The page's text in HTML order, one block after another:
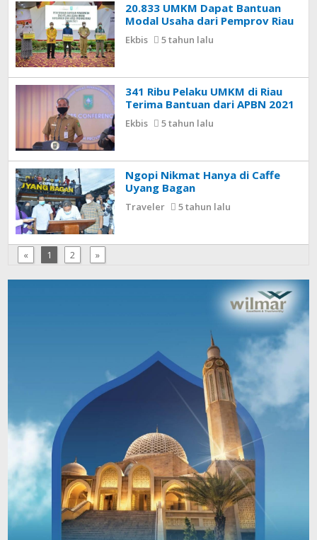
20.833 UMKM Dapat Bantuan
Modal Usaha dari Pemprov Riau
Ekbis 5 tahun lalu
341 Ribu Pelaku UMKM di Riau
Terima Bantuan dari APBN 2021
Ekbis 5 tahun lalu
Ngopi Nikmat Hanya di Caffe
Uyang Bagan
Traveler 5 tahun lalu
« 1 2 »